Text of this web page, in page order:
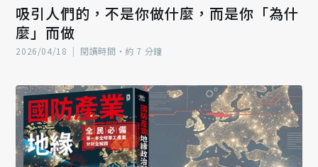
吸引人們的，不是你做什麼，而是你「為什
麼」而做
2026/04/18 | 閱讀時間‧約 7 分鐘